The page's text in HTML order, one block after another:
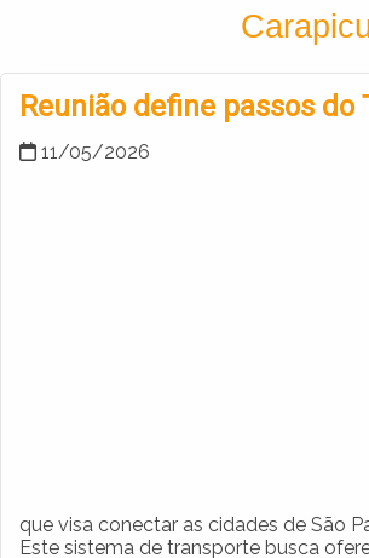
Fazer login
Criar conta
Reunião define passos do
11/05/2026
que visa conectar as cidades de São
Este sistema de transporte busca